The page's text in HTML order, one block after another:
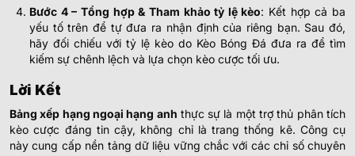
Bước 4 – Tổng hợp & Tham khảo tỷ lệ kèo: Kết hợp cả ba
yếu tố trên để tự đưa ra nhận định của riêng bạn. Sau đó,
hãy đối chiếu với tỷ lệ kèo do Kèo Bóng Đá đưa ra để tìm
kiếm sự chênh lệch và lựa chọn kèo cược tối ưu.
Lời Kết
Bảng xếp hạng ngoại hạng anh thực sự là một trợ thủ phân tích
kèo cược đáng tin cậy, không chỉ là trang thống kê. Công cụ
này cung cấp nền tảng dữ liệu vững chắc với các chỉ số chuyên